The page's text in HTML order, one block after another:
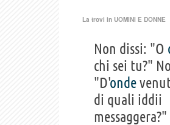
La trovi in UOMINI E DONNE
Non dissi: "O
chi sei tu?"
"D'onde
di quali iddii
messaggera?"